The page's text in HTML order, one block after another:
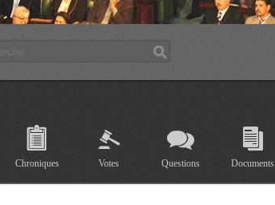
Chroniques Votes Questions Documents